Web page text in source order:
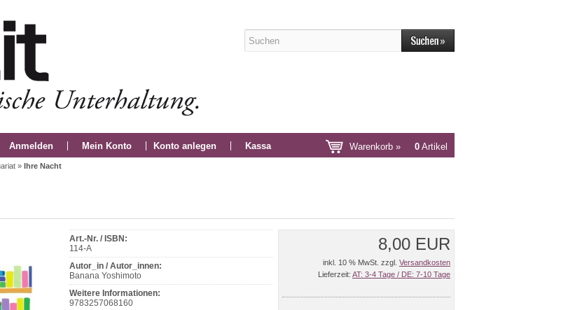
Anmelden Mein Konto Konto anlegen Kassa Warenkorb » 0 Artikel
» Ihre Nacht
Art.-Nr. / ISBN:
114-A
Autor_in / Autor_innen:
Banana Yoshimoto
Weitere Informationen:
9783257068160
8,00 EUR
inkl. 10 % MwSt. zzgl. Versandkosten
Lieferzeit: AT: 3-4 Tage / DE: 7-10 Tage